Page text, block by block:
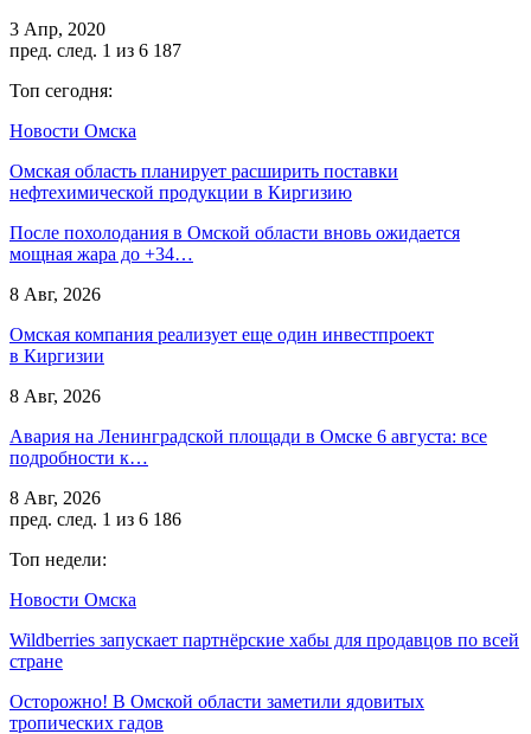
3 Апр, 2020
пред. след. 1 из 6 187
Топ сегодня:
Новости Омска
Омская область планирует расширить поставки
нефтехимической продукции в Киргизию
После похолодания в Омской области вновь ожидается
мощная жара до +34…
8 Авг, 2026
Омская компания реализует еще один инвестпроект
в Киргизии
8 Авг, 2026
Авария на Ленинградской площади в Омске 6 августа: все
подробности к…
8 Авг, 2026
пред. след. 1 из 6 186
Топ недели:
Новости Омска
Wildberries запускает партнёрские хабы для продавцов по всей
стране
Осторожно! В Омской области заметили ядовитых
тропических гадов